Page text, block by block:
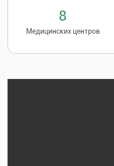
8
Медицинских центров